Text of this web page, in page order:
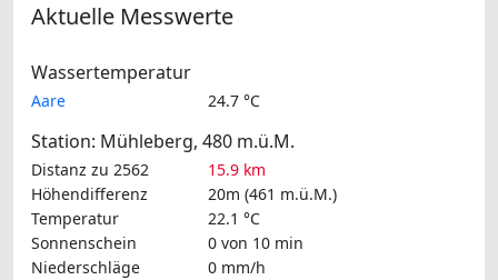
Aktuelle Messwerte
Wassertemperatur
Aare 24.7 °C
Station: Mühleberg, 480 m.ü.M.
Distanz zu 2562
15.9 km
Höhendifferenz
20m (461 m.ü.M.)
Temperatur
22.1 °C
Sonnenschein
0 von 10 min
Niederschläge
0 mm/h